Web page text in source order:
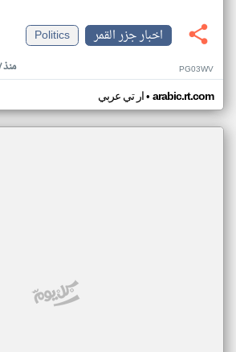
اخبار جزر القمر
Politics
منذ ٧ أشهر PG03WV
ار تي عربي• arabic.rt.com